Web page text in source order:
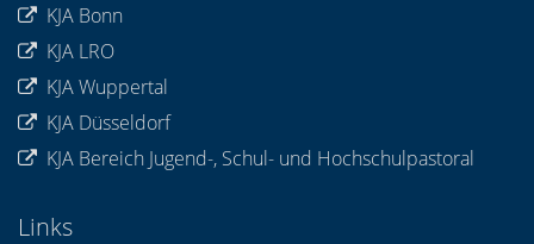
KJA Bonn
KJA LRO
KJA Wuppertal
KJA Düsseldorf
KJA Bereich Jugend-, Schul- und Hochschulpastoral
Links